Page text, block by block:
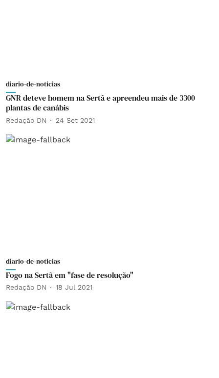
diario-de-noticias
GNR deteve homem na Sertã e apreendeu mais de 3300
plantas de canábis
Redação DN 24 Set 2021
diario-de-noticias
Fogo na Sertã em "fase de resolução"
Redação DN 18 Jul 2021